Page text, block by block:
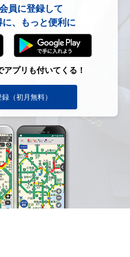
員に登録して
に、もっと便利に
アプリも付いてくる！
（初月無料）